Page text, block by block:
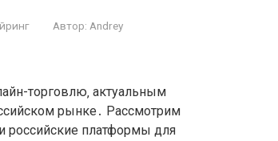
Автор: Andrey
торговлю‚ актуальным
рынке․ Рассмотрим
российские платформы для